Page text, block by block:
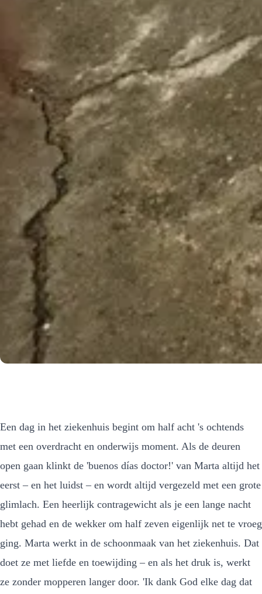
Een dag in het ziekenhuis begint om half acht 's ochtends
met een overdracht en onderwijs moment. Als de deuren
open gaan klinkt de 'buenos días doctor!' van Marta altijd het
eerst – en het luidst – en wordt altijd vergezeld met een grote
glimlach. Een heerlijk contragewicht als je een lange nacht
hebt gehad en de wekker om half zeven eigenlijk net te vroeg
ging. Marta werkt in de schoonmaak van het ziekenhuis. Dat
doet ze met liefde en toewijding – en als het druk is, werkt
ze zonder mopperen langer door. 'Ik dank God elke dag dat